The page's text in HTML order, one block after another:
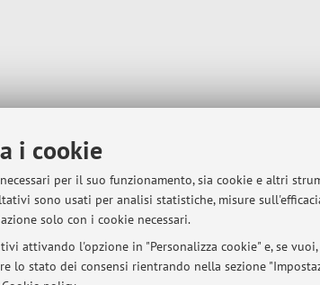
i cookie
per il suo funzionamento, sia cookie e altri
sono usati per analisi statistiche, misure
solo con i cookie necessari.
attivando l'opzione in "Personalizza cookie" e, se
lo stato dei consensi rientrando nella sezione